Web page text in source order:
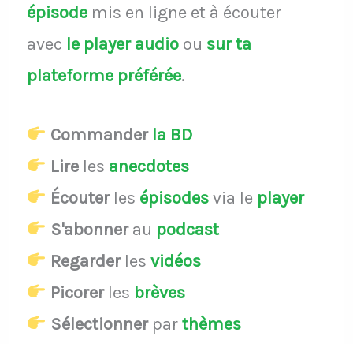
épisodemis en ligne et à écouter
avec le player audio ou sur ta
plateforme préférée.
Commander la BD
Lireles anecdotes
Écouterles épisodesvia le player
S'abonnerau podcast
Regarderles vidéos
Picorerles brèves
Sélectionnerparthèmes